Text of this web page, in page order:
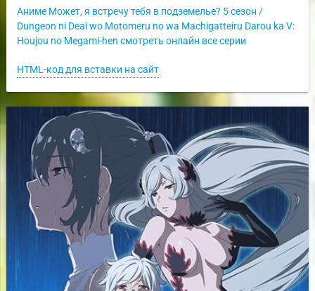
Аниме Может, я встречу тебя в подземелье? 5 сезон /
Dungeon ni Deai wo Motomeru no wa Machigatteiru Darou ka V:
Houjou no Megami-hen смотреть онлайн все серии
HTML-код для вставки на сайт